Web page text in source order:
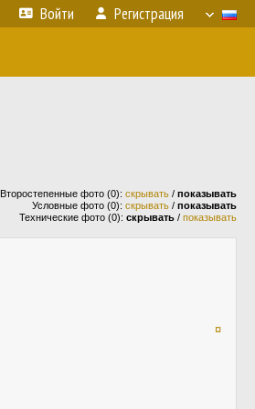
Войти Регистрация
Второстепенные фото (0): скрывать / показывать
Условные фото (0): скрывать / показывать
Технические фото (0): скрывать / показывать
¤